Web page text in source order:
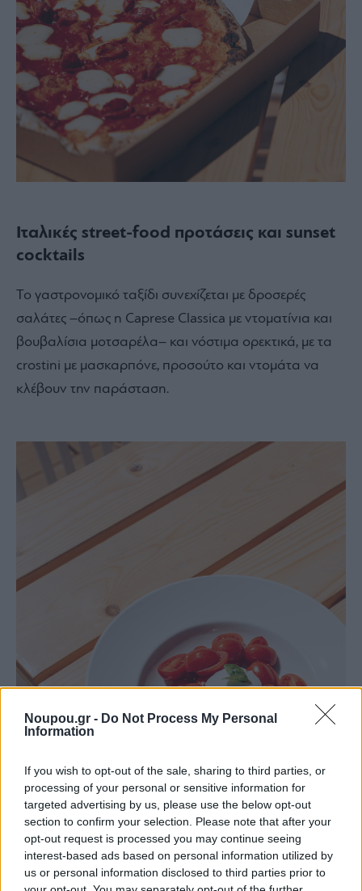
Noupou.gr - Do Not Process My Personal
Information
If you wish to opt-out of the sale, sharing to third parties, or
processing of your personal or sensitive information for
targeted advertising by us, please use the below opt-out
section to confirm your selection. Please note that after your
opt-out request is processed you may continue seeing
interest-based ads based on personal information utilized by
us or personal information disclosed to third parties prior to
Ιταλικές street-food προτάσεις και sunset
cocktails
Το γαστρονομικό ταξίδι συνεχίζεται με δροσερές
σαλάτες –όπως η Caprese Classica με ντοματίνια και
βουβαλίσια μοτσαρέλα– και νόστιμα ορεκτικά, με τα
crostini με μασκαρπόνε, προσούτο και ντομάτα να
κλέβουν την παράσταση.